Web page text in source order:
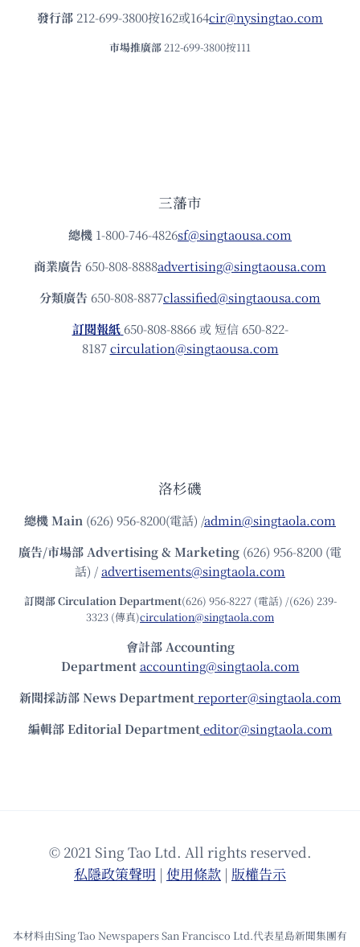
發⾏部 212-699-3800按162或164cir@nysingtao.com
市場推廣部 212-699-3800按111
三藩市
總機 1-800-746-4826sf@singtaousa.com
商業廣告 650-808-8888advertising@singtaousa.com
分類廣告 650-808-8877classified@singtaousa.com
訂閱報紙 650-808-8866 或 短信 650-822-
8187circulation@singtaousa.com
洛杉磯
總機Main (626) 956-8200(電話) /admin@singtaola.com
廣告/市場部Advertising & Marketing (626) 956-8200 (電
話) /advertisements@singtaola.com
訂閱部 Circulation Department(626) 956-8227 (電話) /(626) 239-
3323 (傳真)circulation@singtaola.com
會計部 Accounting
Department accounting@singtaola.com
新聞採訪部 News Department reporter@singtaola.com
編輯部 Editorial Department editor@singtaola.com
© 2021 Sing Tao Ltd. All rights reserved.
私隱政策聲明 | 使⽤條款 | 版權告⽰
本材料由Sing Tao Newspapers San Francisco Ltd.代表星島新聞集團有